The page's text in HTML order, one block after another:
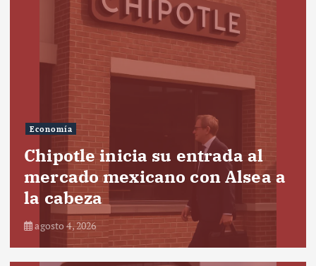
Economía
Chipotle inicia su entrada al
mercado mexicano con Alsea a
la cabeza
agosto 4, 2026